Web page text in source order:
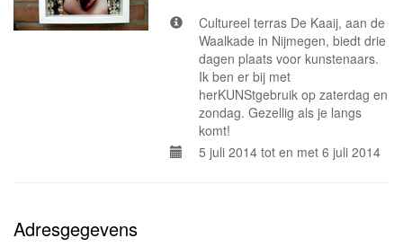
Cultureel terras De Kaaij, aan de
Waalkade in Nijmegen, biedt drie
dagen plaats voor kunstenaars.
Ik ben er bij met
herKUNStgebruik op zaterdag en
zondag. Gezellig als je langs
komt!
5 juli 2014 tot en met 6 juli 2014
Adresgegevens